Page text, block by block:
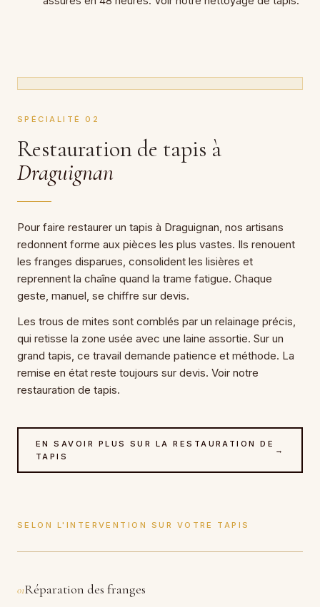
SPÉCIALITÉ 02
Restauration de tapis à
Draguignan
Pour faire restaurer un tapis à Draguignan, nos artisans
redonnent forme aux pièces les plus vastes. Ils renouent
les franges disparues, consolident les lisières et
reprennent la chaîne quand la trame fatigue. Chaque
geste, manuel, se chiffre sur devis.
Les trous de mites sont comblés par un relainage précis,
qui retisse la zone usée avec une laine assortie. Sur un
grand tapis, ce travail demande patience et méthode. La
remise en état reste toujours sur devis. Voir notre
restauration de tapis.
EN SAVOIR PLUS SUR LA RESTAURATION DE
TAPIS
→
SELON L'INTERVENTION SUR VOTRE TAPIS
01Réparation des franges